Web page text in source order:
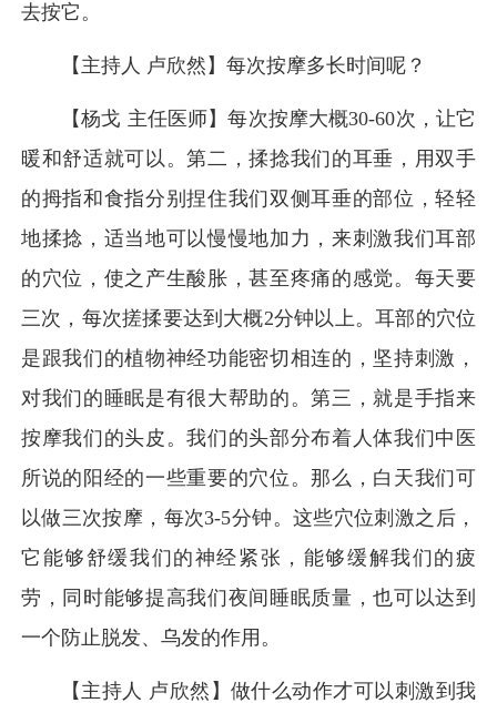
去按它。
【主持人 卢欣然】每次按摩多长时间呢？
【杨戈 主任医师】每次按摩大概30-60次，让它
暖和舒适就可以。第二，揉捻我们的耳垂，用双手
的拇指和食指分别捏住我们双侧耳垂的部位，轻轻
地揉捻，适当地可以慢慢地加力，来刺激我们耳部
的穴位，使之产生酸胀，甚至疼痛的感觉。每天要
三次，每次搓揉要达到大概2分钟以上。耳部的穴位
是跟我们的植物神经功能密切相连的，坚持刺激，
对我们的睡眠是有很大帮助的。第三，就是手指来
按摩我们的头皮。我们的头部分布着人体我们中医
所说的阳经的一些重要的穴位。那么，白天我们可
以做三次按摩，每次3-5分钟。这些穴位刺激之后，
它能够舒缓我们的神经紧张，能够缓解我们的疲
劳，同时能够提高我们夜间睡眠质量，也可以达到
一个防止脱发、乌发的作用。
【主持人 卢欣然】做什么动作才可以刺激到我